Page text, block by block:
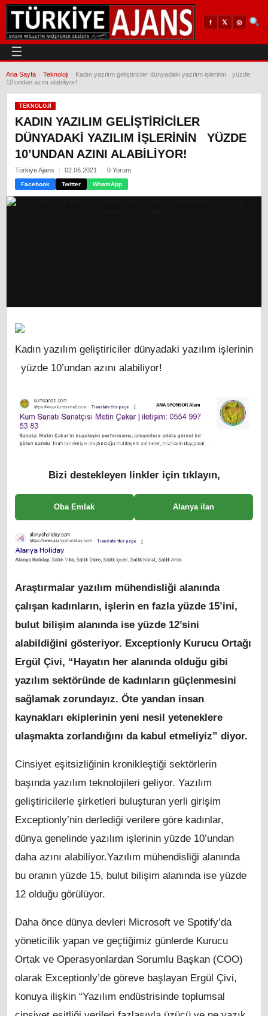
f 𝕏 ◎
☰
Ana Sayfa Teknoloji
Kadın yazılım geliştiriciler dünyadaki yazılım işlerinin yüzde
10’undan azını alabiliyor!
TEKNOLOJI
KADIN YAZILIM GELIŞTIRICILER
DÜNYADAKI YAZILIM IŞLERININ YÜZDE
10’UNDAN AZINI ALABILIYOR!
Türkiye Ajans 02.06.2021 0 Yorum
Facebook Twitter WhatsApp
Kadın yazılım geliştiriciler dünyadaki yazılım işlerinin
yüzde 10’undan azını alabiliyor!
Bizi destekleyen linkler için tıklayın,
Oba Emlak Alanya ilan
Araştırmalar yazılım mühendisliği alanında
çalışan kadınların, işlerin en fazla yüzde 15’ini,
bulut bilişim alanında ise yüzde 12’sini
alabildiğini gösteriyor. Exceptionly Kurucu Ortağı
Ergül Çivi, “Hayatın her alanında olduğu gibi
yazılım sektöründe de kadınların güçlenmesini
sağlamak zorundayız. Öte yandan insan
kaynakları ekiplerinin yeni nesil yeteneklere
ulaşmakta zorlandığını da kabul etmeliyiz” diyor.
Cinsiyet eşitsizliğinin kronikleştiği sektörlerin
başında yazılım teknolojileri geliyor. Yazılım
geliştiricilerle şirketleri buluşturan yerli girişim
Exceptionly’nin derlediği verilere göre kadınlar,
dünya genelinde yazılım işlerinin yüzde 10’undan
daha azını alabiliyor.Yazılım mühendisliği alanında
bu oranın yüzde 15, bulut bilişim alanında ise yüzde
12 olduğu görülüyor.
Daha önce dünya devleri Microsoft ve Spotify’da
yöneticilik yapan ve geçtiğimiz günlerde Kurucu
Ortak ve Operasyonlardan Sorumlu Başkan (COO)
olarak Exceptionly’de göreve başlayan Ergül Çivi,
konuya ilişkin “Yazılım endüstrisinde toplumsal